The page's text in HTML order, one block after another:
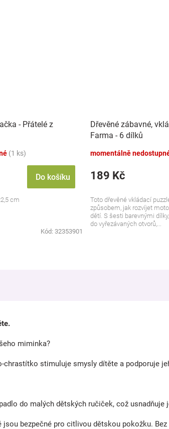
- Přátelé z
(1 ks)
Do košíku
cm
Kód: 32353901
Dřevěné zábavné,
Farma - 6 dílků
momentálně
189 Kč
Toto dřevěné vkládací
způsobem, jak rozvíjet
dětí. S šesti barevnými
do vyřezávaných otvorů,...
miminka?
stimuluje smysly dítěte a podporuje
do malých dětských ručiček, což usnadňuje
bezpečné pro citlivou dětskou pokožku. Bez